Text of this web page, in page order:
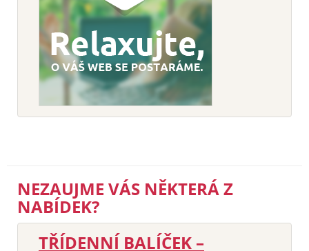
NEZAUJME VÁS NĚKTERÁ Z
NABÍDEK?
TŘÍDENNÍ BALÍČEK –